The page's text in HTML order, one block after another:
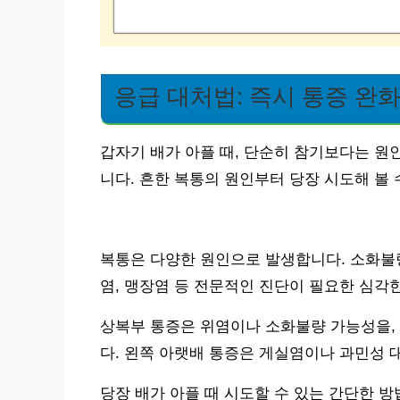
응급 대처법: 즉시 통증 완화
갑자기 배가 아플 때, 단순히 참기보다는 원
니다. 흔한 복통의 원인부터 당장 시도해 볼
복통은 다양한 원인으로 발생합니다. 소화
염, 맹장염 등 전문적인 진단이 필요한 심각
상복부 통증은 위염이나 소화불량 가능성
다. 왼쪽 아랫배 통증은 게실염이나 과민성
당장 배가 아플 때 시도할 수 있는 간단한